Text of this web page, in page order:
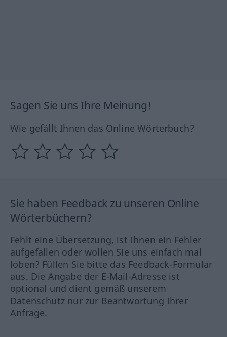
Sagen Sie uns Ihre Meinung!
Wie gefällt Ihnen das Online Wörterbuch?
Sie haben Feedback zu unseren Online
Wörterbüchern?
Fehlt eine Übersetzung, ist Ihnen ein Fehler
aufgefallen oder wollen Sie uns einfach mal
loben? Füllen Sie bitte das Feedback-Formular
aus. Die Angabe der E-Mail-Adresse ist
optional und dient gemäß unserem
Datenschutz nur zur Beantwortung Ihrer
Anfrage.